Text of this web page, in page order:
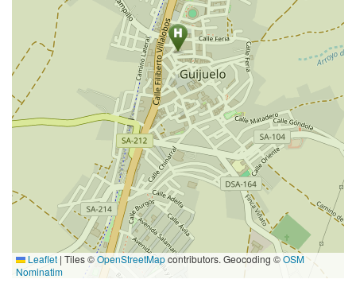
Leaflet | Tiles ©OpenStreetMapcontributors. Geocoding ©OSM
Nominatim